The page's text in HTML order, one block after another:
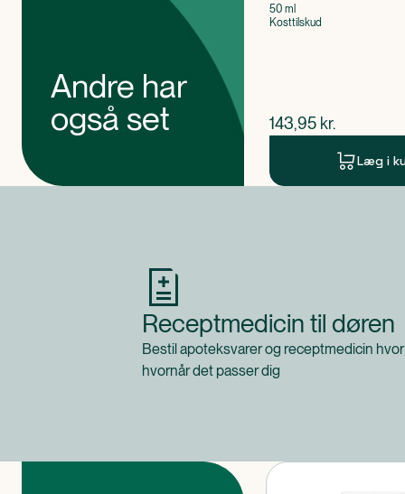
Andre har
også set
50 ml
Kosttilskud
$nuværende pris
143,95 kr.
Læg i
Receptmedicin til døren
Bestil apoteksvarer og receptmedicin
hvornår det passer dig